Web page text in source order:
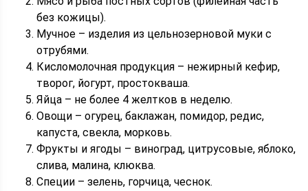
без кожицы).
Мучное – изделия из цельнозерновой муки с
отрубями.
Кисломолочная продукция – нежирный кефир,
творог, йогурт, простокваша.
Яйца – не более 4 желтков в неделю.
Овощи – огурец, баклажан, помидор, редис,
капуста, свекла, морковь.
Фрукты и ягоды – виноград, цитрусовые, яблоко,
слива, малина, клюква.
Специи – зелень, горчица, чеснок.